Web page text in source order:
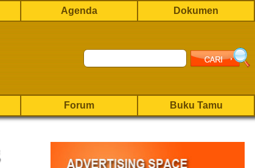
Agenda Dokumen
Forum Buku Tamu